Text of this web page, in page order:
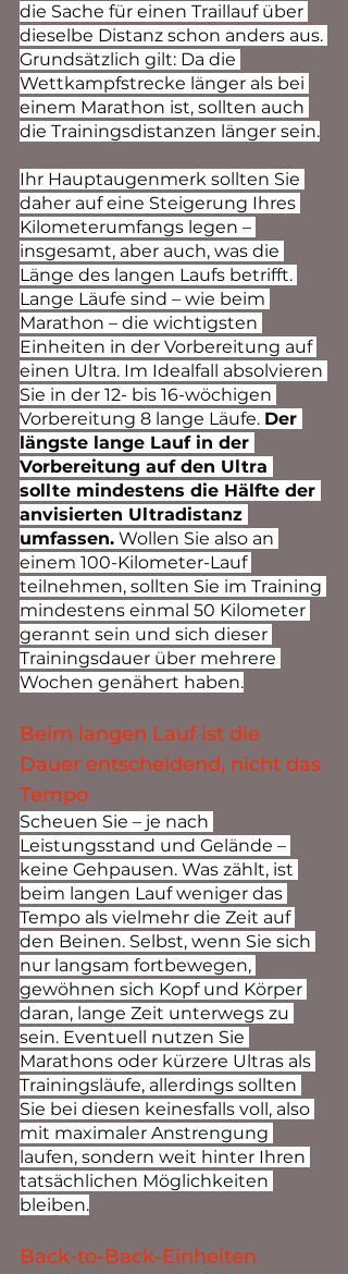
die Sache für einen Traillauf über
dieselbe Distanz schon anders aus.
Grundsätzlich gilt: Da die
Wettkampfstrecke länger als bei
einem Marathon ist, sollten auch
die Trainingsdistanzen länger sein.
Ihr Hauptaugenmerk sollten Sie
daher auf eine Steigerung Ihres
Kilometerumfangs legen –
insgesamt, aber auch, was die
Länge des langen Laufs betrifft.
Lange Läufe sind – wie beim
Marathon – die wichtigsten
Einheiten in der Vorbereitung auf
einen Ultra. Im Idealfall absolvieren
Sie in der 12- bis 16-wöchigen
Vorbereitung 8 lange Läufe. Der
längste lange Lauf in der
Vorbereitung auf den Ultra
sollte mindestens die Hälfte der
anvisierten Ultradistanz
umfassen. Wollen Sie also an
einem 100-Kilometer-Lauf
teilnehmen, sollten Sie im Training
mindestens einmal 50 Kilometer
gerannt sein und sich dieser
Trainingsdauer über mehrere
Wochen genähert haben.
Beim langen Lauf ist die
Dauer entscheidend, nicht das
Tempo
Scheuen Sie – je nach
Leistungsstand und Gelände –
keine Gehpausen. Was zählt, ist
beim langen Lauf weniger das
Tempo als vielmehr die Zeit auf
den Beinen. Selbst, wenn Sie sich
nur langsam fortbewegen,
gewöhnen sich Kopf und Körper
daran, lange Zeit unterwegs zu
sein. Eventuell nutzen Sie
Marathons oder kürzere Ultras als
Trainingsläufe, allerdings sollten
Sie bei diesen keinesfalls voll, also
mit maximaler Anstrengung
laufen, sondern weit hinter Ihren
tatsächlichen Möglichkeiten
bleiben.
Back-to-Back-Einheiten